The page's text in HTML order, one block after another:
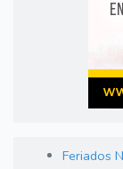
Feriados